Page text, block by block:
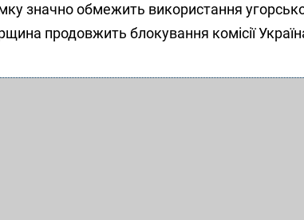
значно обмежить використання
продовжить блокування комісії